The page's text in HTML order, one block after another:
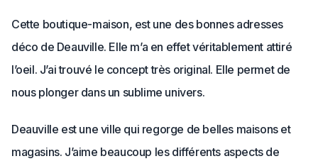
Cette boutique-maison, est une des bonnes adresses
déco de Deauville. Elle m’a en effet véritablement attiré
l’oeil. J’ai trouvé le concept très original. Elle permet de
nous plonger dans un sublime univers.
Deauville est une ville qui regorge de belles maisons et
magasins. J’aime beaucoup les différents aspects de